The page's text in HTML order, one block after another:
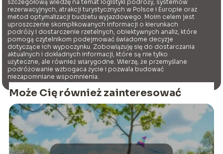
szczegółową wiedzę na temat logistyki podróży, systemów
rezerwacyjnych, atrakcji turystycznych w Polsce i Europie oraz
metod optymalizacji budżetu wyjazdowego. Moim celem jest
uproszczenie skomplikowanych informacji o kierunkach
podróży i dostarczenie rzetelnych, obiektywnych analiz, które
pomogą czytelnikom podejmować świadome decyzje
dotyczące ich wypoczynku. Zobowiązuję się do dostarczania
aktualnych i dokładnych informacji, które są nie tylko
użyteczne, ale również wiarygodne. Wierzę, że przemyślane
podróżowanie wzbogaca życie i pozwala budować
niezapomniane wspomnienia.
Może Cię również zainteresować